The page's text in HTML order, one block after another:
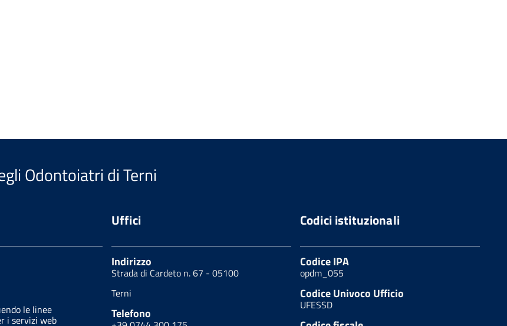
Odontoiatri di Terni
le linee
i servizi web
Uffici
Indirizzo
Strada di Cardeto n. 67 - 05100
Terni
Telefono
Codici istituzionali
Codice IPA
opdm_055
Codice Univoco Ufficio
UFESSD